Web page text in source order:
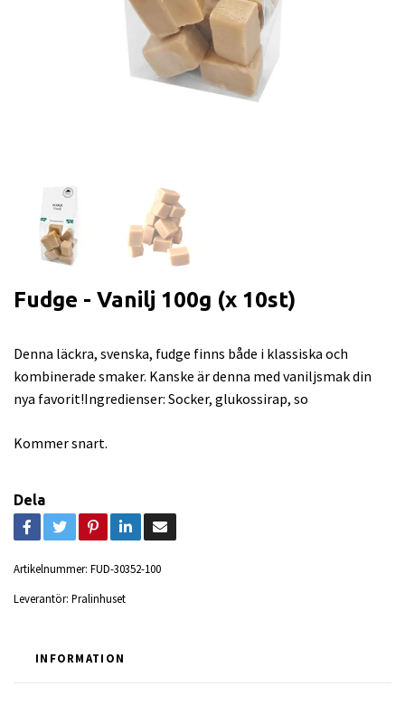
Fudge - Vanilj 100g (x 10st)
Denna läckra, svenska, fudge finns både i klassiska och
kombinerade smaker. Kanske är denna med vaniljsmak din
nya favorit!Ingredienser: Socker, glukossirap, so
Kommer snart.
Dela
Artikelnummer: FUD-30352-100
Leverantör: Pralinhuset
INFORMATION